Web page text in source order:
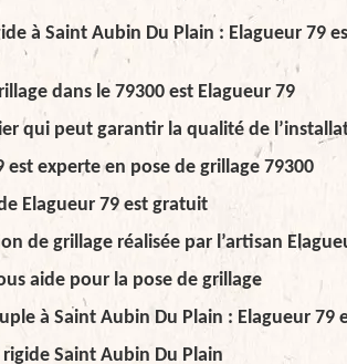
à Saint Aubin Du Plain : Elagueur 79
dans le 79300 est Elagueur 79
qui peut garantir la qualité de
est experte en pose de grillage 79300
Elagueur 79 est gratuit
de grillage réalisée par l’artisan
aide pour la pose de grillage
à Saint Aubin Du Plain : Elagueur 79
Saint Aubin Du Plain